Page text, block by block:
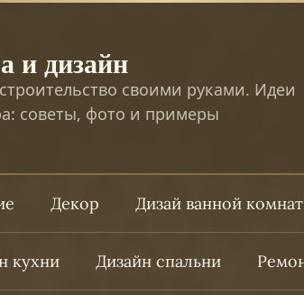
и дизайн
своими руками. Идеи
советы, фото и примеры
Декор Дизай ванной
кухни Дизайн спальни